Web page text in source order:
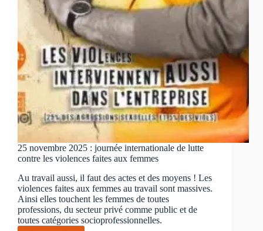
25 novembre 2025 : journée internationale de lutte
contre les violences faites aux femmes
Au travail aussi, il faut des actes et des moyens ! Les
violences faites aux femmes au travail sont massives.
Ainsi elles touchent les femmes de toutes
professions, du secteur privé comme public et de
toutes catégories socioprofessionnelles.